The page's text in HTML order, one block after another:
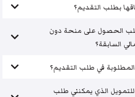
بطلب التقديم؟
الحصول على منحة دون
السابقة؟
في طلب التقديم؟
للتمويل الذي يمكنني طلب